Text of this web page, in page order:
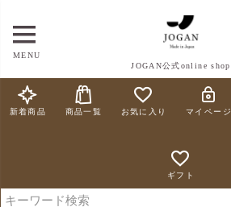
MENU
JOGAN公式online shop
新着商品 商品一覧 お気に入り マイページ
ギフト